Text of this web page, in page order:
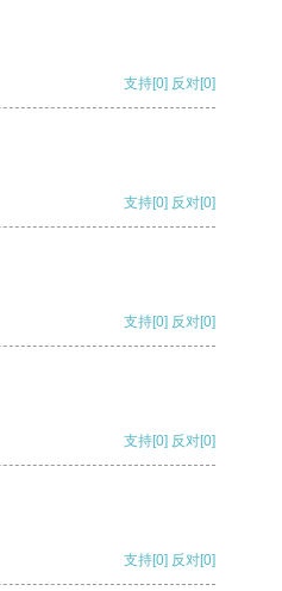
支持[0] 反对[0]
支持[0] 反对[0]
支持[0] 反对[0]
支持[0] 反对[0]
支持[0] 反对[0]